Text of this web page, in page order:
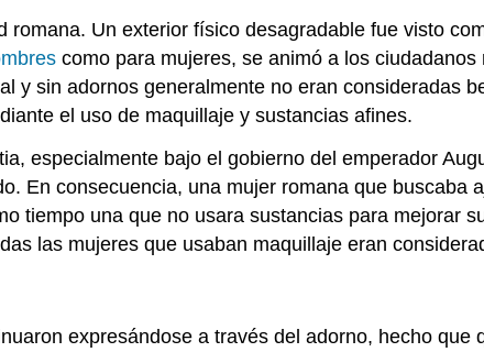
Un exterior físico desagradable fue visto
como para mujeres, se animó a los ciudadanos
y sin adornos generalmente no eran consideradas
el uso de maquillaje y sustancias afines.
especialmente bajo el gobierno del emperador
En consecuencia, una mujer romana que buscaba
tiempo una que no usara sustancias para mejorar
las mujeres que usaban maquillaje eran
expresándose a través del adorno, hecho que